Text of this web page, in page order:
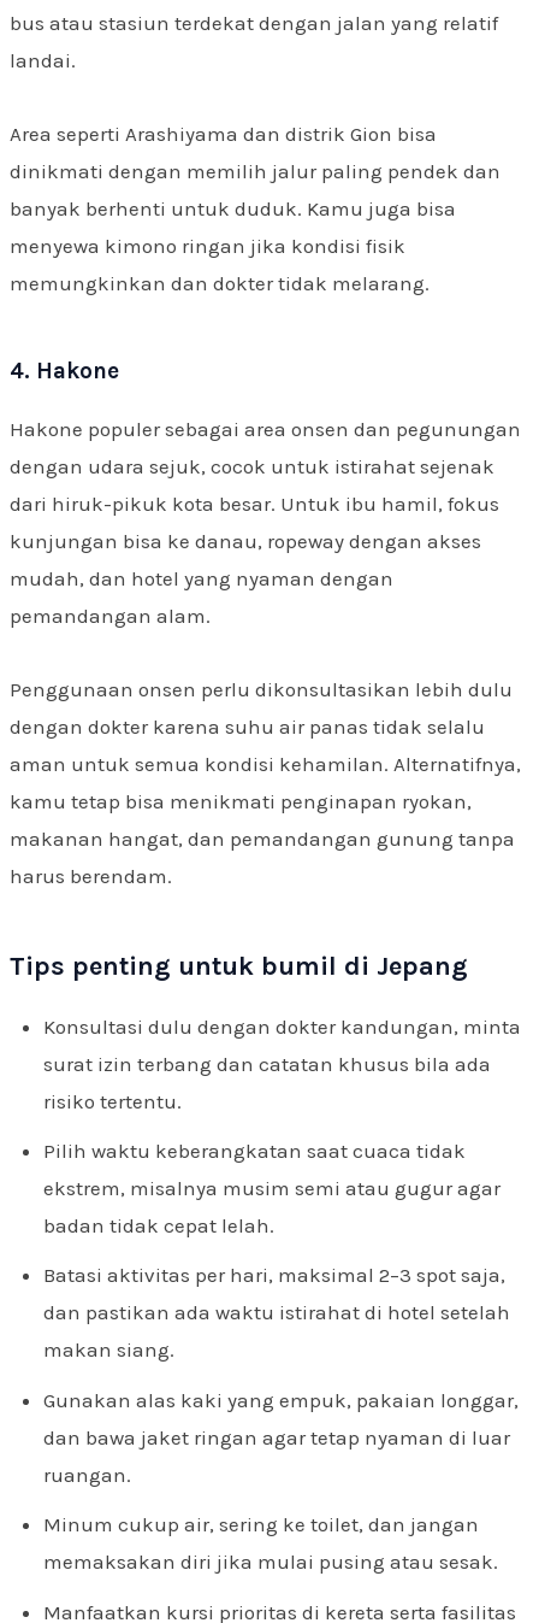
bus atau stasiun terdekat dengan jalan yang relatif
landai.
Area seperti Arashiyama dan distrik Gion bisa
dinikmati dengan memilih jalur paling pendek dan
banyak berhenti untuk duduk. Kamu juga bisa
menyewa kimono ringan jika kondisi fisik
memungkinkan dan dokter tidak melarang.
4. Hakone
Hakone populer sebagai area onsen dan pegunungan
dengan udara sejuk, cocok untuk istirahat sejenak
dari hiruk-pikuk kota besar. Untuk ibu hamil, fokus
kunjungan bisa ke danau, ropeway dengan akses
mudah, dan hotel yang nyaman dengan
pemandangan alam.
Penggunaan onsen perlu dikonsultasikan lebih dulu
dengan dokter karena suhu air panas tidak selalu
aman untuk semua kondisi kehamilan. Alternatifnya,
kamu tetap bisa menikmati penginapan ryokan,
makanan hangat, dan pemandangan gunung tanpa
harus berendam.
Tips penting untuk bumil di Jepang
Konsultasi dulu dengan dokter kandungan, minta
surat izin terbang dan catatan khusus bila ada
risiko tertentu.
Pilih waktu keberangkatan saat cuaca tidak
ekstrem, misalnya musim semi atau gugur agar
badan tidak cepat lelah.
Batasi aktivitas per hari, maksimal 2–3 spot saja,
dan pastikan ada waktu istirahat di hotel setelah
makan siang.
Gunakan alas kaki yang empuk, pakaian longgar,
dan bawa jaket ringan agar tetap nyaman di luar
ruangan.
Minum cukup air, sering ke toilet, dan jangan
memaksakan diri jika mulai pusing atau sesak.
Manfaatkan kursi prioritas di kereta serta fasilitas